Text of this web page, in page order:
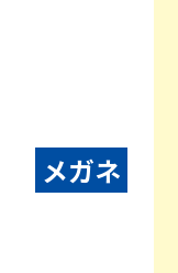
メガネ